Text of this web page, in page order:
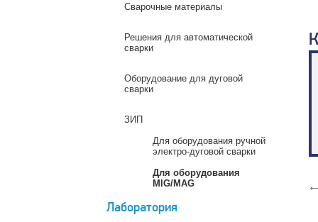
Сварочные материалы
Решения для автоматической
сварки
Оборудование для дуговой
сварки
ЗИП
Для оборудования ручной
электро-дуговой сварки
Для оборудования
MIG/MAG
Лаборатория